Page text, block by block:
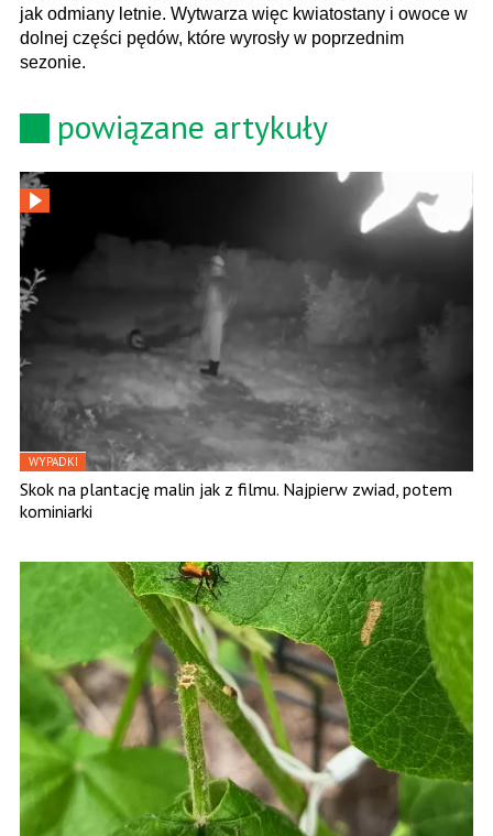
jak odmiany letnie. Wytwarza więc kwiatostany i owoce w
dolnej części pędów, które wyrosły w poprzednim
sezonie.
powiązane artykuły
WYPADKI
Skok na plantację malin jak z filmu. Najpierw zwiad, potem
kominiarki